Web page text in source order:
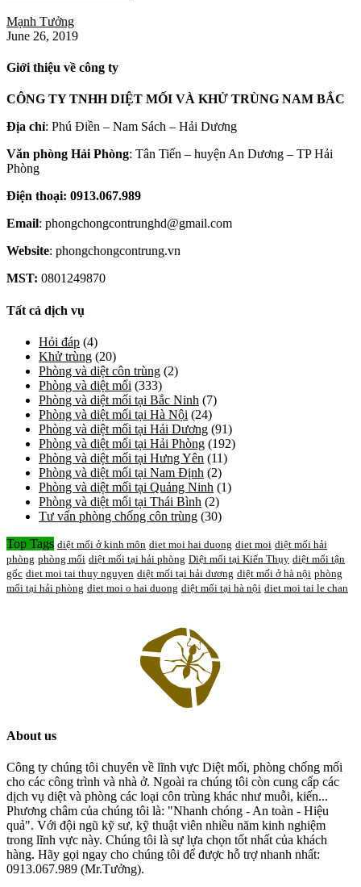
Mạnh Tưởng
June 26, 2019
Giới thiệu về công ty
CÔNG TY TNHH DIỆT MỐI VÀ KHỬ TRÙNG NAM BẮC
Địa chỉ: Phú Điền – Nam Sách – Hải Dương
Văn phòng Hải Phòng: Tân Tiến – huyện An Dương – TP Hải
Phòng
Điện thoại: 0913.067.989
Email: phongchongcontrunghd@gmail.com
Website: phongchongcontrung.vn
MST: 0801249870
Tất cả dịch vụ
Hỏi đáp (4)
Khử trùng (20)
Phòng và diệt côn trùng (2)
Phòng và diệt mối (333)
Phòng và diệt mối tại Bắc Ninh (7)
Phòng và diệt mối tại Hà Nội (24)
Phòng và diệt mối tại Hải Dương (91)
Phòng và diệt mối tại Hải Phòng (192)
Phòng và diệt mối tại Hưng Yên (11)
Phòng và diệt mối tại Nam Định (2)
Phòng và diệt mối tại Quảng Ninh (1)
Phòng và diệt mối tại Thái Bình (2)
Tư vấn phòng chống côn trùng (30)
Top Tags diệt mối ở kinh môn diet moi hai duong diet moi diệt mối hải
phòng phòng mối diệt mối tại hải phòng Diệt mối tại Kiến Thụy diệt mối tận
gốc diet moi tai thuy nguyen diệt mối tại hải dương diệt mối ở hà nội phòng
mối tại hải phòng diet moi o hai duong diệt mối tại hà nội diet moi tai le chan
About us
Công ty chúng tôi chuyên về lĩnh vực Diệt mối, phòng chống mối
cho các công trình và nhà ở. Ngoài ra chúng tôi còn cung cấp các
dịch vụ diệt và phòng các loại côn trùng khác như muỗi, kiến...
Phương châm của chúng tôi là: "Nhanh chóng - An toàn - Hiệu
quả". Với đội ngũ kỹ sư, kỹ thuật viên nhiều năm kinh nghiệm
trong lĩnh vực này. Chúng tôi là sự lựa chọn tốt nhất của khách
hàng. Hãy gọi ngay cho chúng tôi để được hỗ trợ nhanh nhất:
0913.067.989 (Mr.Tưởng).